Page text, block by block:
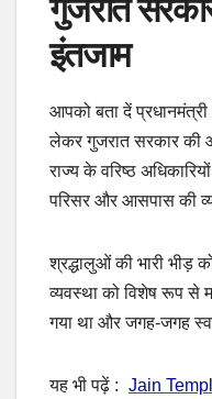
गुजरात
इंतजाम
आपको बता दें
लेकर गुजरात सरकार की
राज्य के वरिष्ठ
परिसर और आसपास की
श्रद्धालुओं की भारी भीड़
व्यवस्था को विशेष रूप से
गया था और जगह-जगह
यह भी पढ़ें : Jain